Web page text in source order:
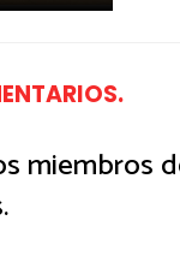
miembros